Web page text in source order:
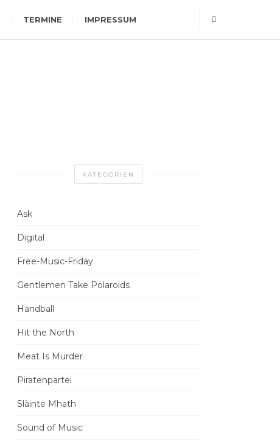
TERMINE IMPRESSUM
KATEGORIEN
Ask
Digital
Free-Music-Friday
Gentlemen Take Polaroids
Handball
Hit the North
Meat Is Murder
Piratenpartei
Slàinte Mhath
Sound of Music